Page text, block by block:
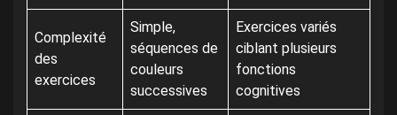
Complexité
des
exercices
Simple,
séquences de
couleurs
successives
Exercices variés
ciblant plusieurs
fonctions
cognitives